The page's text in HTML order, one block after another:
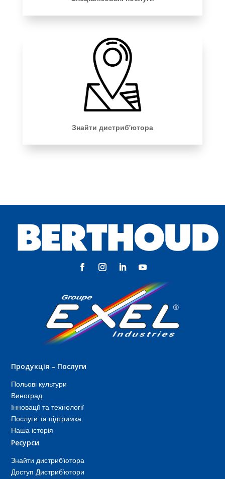
Знайти дистриб’ютора
Продукція – Послуги
Польові культури
Виноград
Інновації та технології
Послуги та підтримка
Наша історія
Ресурси
Знайти дистриб’ютора
Доступ Дистриб’ютори